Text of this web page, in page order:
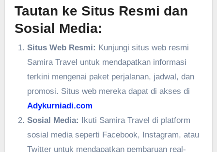
Tautan ke Situs Resmi dan
Sosial Media:
Situs Web Resmi: Kunjungi situs web resmi
Samira Travel untuk mendapatkan informasi
terkini mengenai paket perjalanan, jadwal, dan
promosi. Situs web mereka dapat di akses di
Adykurniadi.com
Sosial Media: Ikuti Samira Travel di platform
sosial media seperti Facebook, Instagram, atau
Twitter untuk mendapatkan pembaruan real-